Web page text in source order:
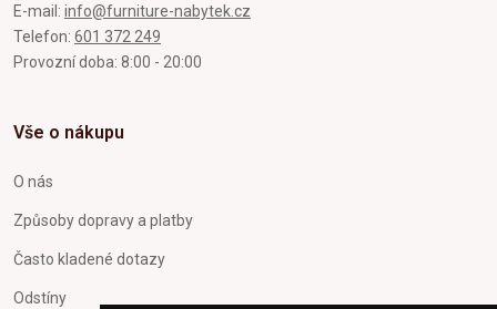
E-mail: info@furniture-nabytek.cz
Telefon: 601 372 249
Provozní doba: 8:00 - 20:00
Vše o nákupu
O nás
Způsoby dopravy a platby
Často kladené dotazy
Odstíny